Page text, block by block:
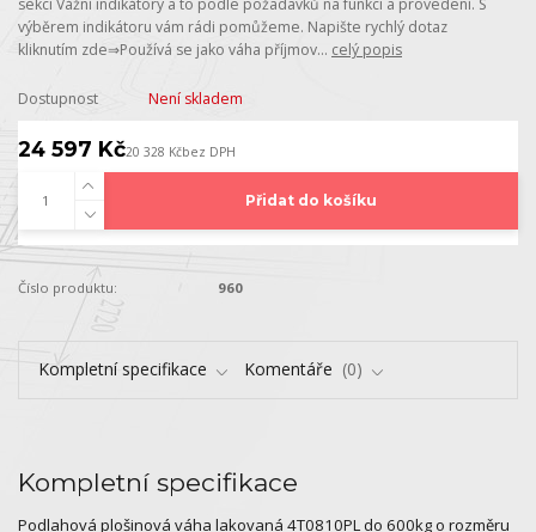
sekci Vážní indikátory a to podle požadavků na funkci a provedení. S
výběrem indikátoru vám rádi pomůžeme. Napište rychlý dotaz
kliknutím zde⇒Používá se jako váha příjmov... celý popis
Dostupnost Není skladem
24 597 Kč20 328 Kčbez DPH
Přidat do košíku
Číslo produktu: 960
Kompletní specifikace Komentáře 0
Kompletní specifikace
Podlahová plošinová váha lakovaná 4T0810PL do 600kg o rozměru